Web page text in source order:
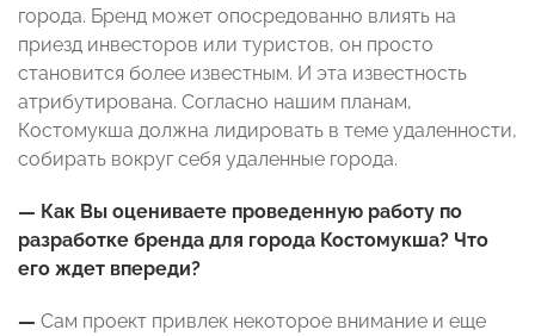
города. Бренд может опосредованно влиять на
приезд инвесторов или туристов, он просто
становится более известным. И эта известность
атрибутирована. Согласно нашим планам,
Костомукша должна лидировать в теме удаленности,
собирать вокруг себя удаленные города.
— Как Вы оцениваете проведенную работу по
разработке бренда для города Костомукша? Что
его ждет впереди?
— Сам проект привлек некоторое внимание и еще